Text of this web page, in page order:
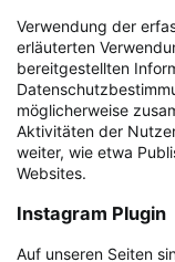
Verwendung der
erläuterten
bereitgestellten
möglicherweise
Aktivitäten der
weiter, wie etwa
Websites.
Instagram Plugin
Auf unseren Seiten